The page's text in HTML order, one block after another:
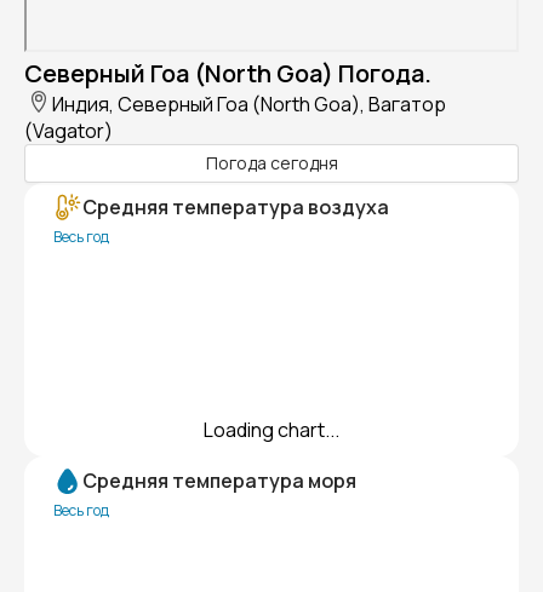
Северный Гоа (North Goa) Погода.
Индия, Северный Гоа (North Goa), Вагатор
(Vagator)
Погода сегодня
Средняя температура воздуха
Весь год
Loading chart...
Средняя температура моря
Весь год